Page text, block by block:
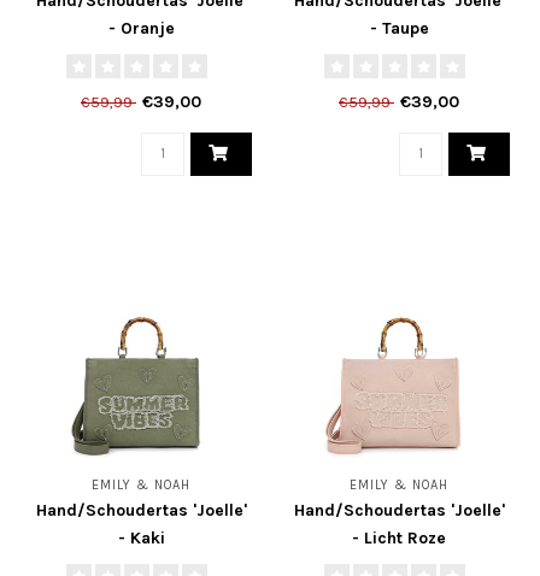
- Oranje
€59,99 €39,00
- Taupe
€59,99 €39,00
EMILY & NOAH
Hand/Schoudertas 'Joelle'
- Kaki
EMILY & NOAH
Hand/Schoudertas 'Joelle'
- Licht Roze